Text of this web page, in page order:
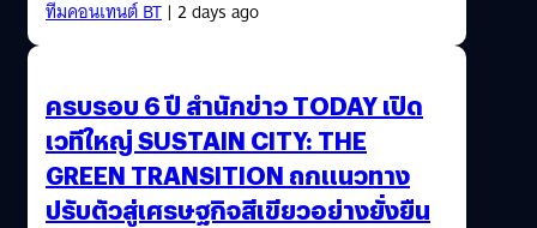
ทีมคอนเทนต์ BT| 2 days ago
ครบรอบ 6 ปี สำนักข่าว TODAY เปิด
เวทีใหญ่ SUSTAIN CITY: THE
GREEN TRANSITION ถกแนวทาง
ปรับตัวสู่เศรษฐกิจสีเขียวอย่างยั่งยืน